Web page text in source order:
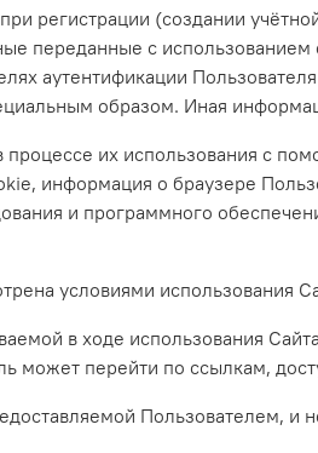
регистрации (создании
переданные с
аутентификации
образом. Иная
их использования с
информация о браузере
и программного
условиями использования
в ходе использования
может перейти по ссылкам,
Пользователем, и